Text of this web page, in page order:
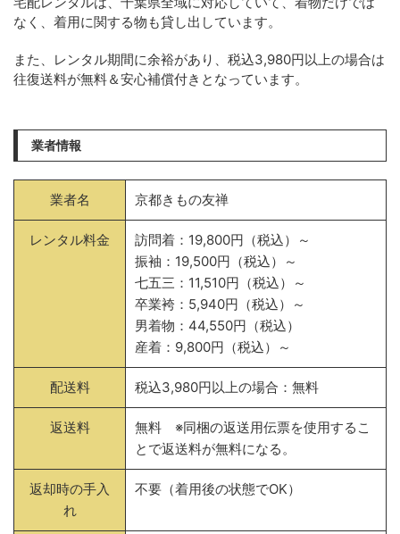
なく、着用に関する物も貸し出しています。
また、レンタル期間に余裕があり、税込3,980円以上の場合は
往復送料が無料＆安心補償付きとなっています。
業者情報
業者名 京都きもの友禅
レンタル料金
訪問着：19,800円（税込）～
振袖：19,500円（税込）～
七五三：11,510円（税込）～
卒業袴：5,940円（税込）～
男着物：44,550円（税込）
産着：9,800円（税込）～
配送料 税込3,980円以上の場合：無料
返送料
無料 ※同梱の返送用伝票を使用するこ
とで返送料が無料になる。
返却時の手入
れ
不要（着用後の状態でOK）